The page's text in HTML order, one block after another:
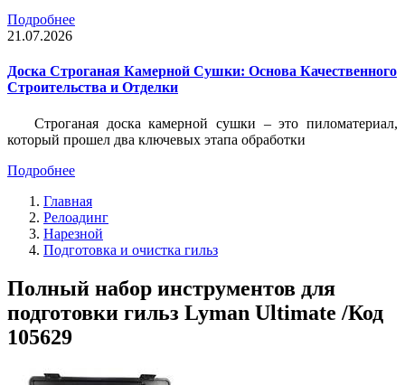
Подробнее
21.07.2026
Доска Строганая Камерной Сушки: Основа Качественного
Строительства и Отделки
Строганая доска камерной сушки – это пиломатериал,
который прошел два ключевых этапа обработки
Подробнее
Главная
Релоадинг
Нарезной
Подготовка и очистка гильз
Полный набор инструментов для
подготовки гильз Lyman Ultimate /Код
105629